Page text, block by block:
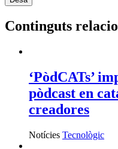
Continguts
‘PòdCATs’
pòdcast en
creadores
Notícies Tecnològic